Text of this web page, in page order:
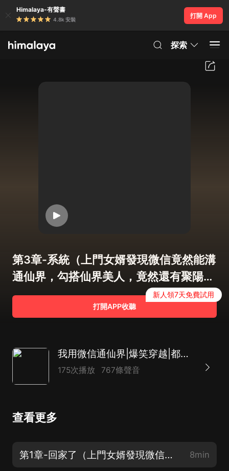
Himalaya-有聲書
4.8k 安裝
打開 App
探索
第3章-系統（上門女婿發現微信竟然能溝
通仙界，勾搭仙界美人，竟然還有聚陽
丹！）
打開APP收聽
新人領7天免費試用
我用微信通仙界|爆笑穿越|都市熱血玄幻|異術超能|現代修真|多女主|AI
175次播放 767條聲音
查看更多
第1章-回家了（上門女婿發現微信竟然能溝通仙界，勾搭仙界美人，竟然還有聚陽丹！） 8min